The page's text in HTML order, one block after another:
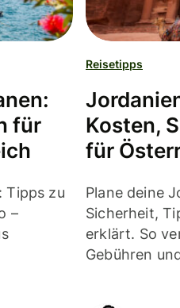
für
Tipps zu
–
Reisetipps
Kosten,
für
Plane deine
Sicherheit,
erklärt. So
Gebühren